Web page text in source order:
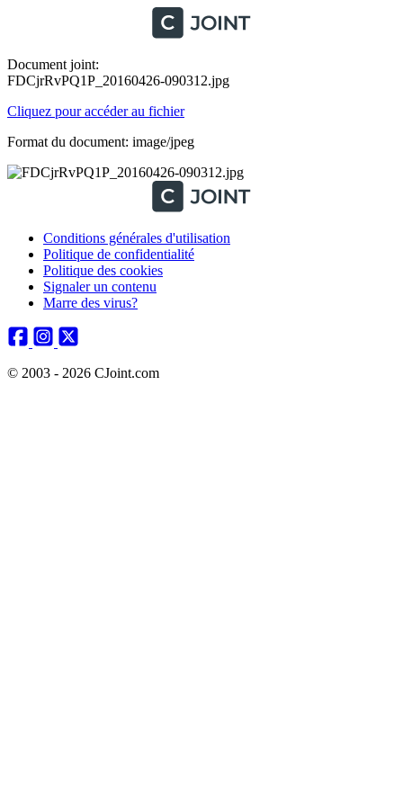
Document joint:
FDCjrRvPQ1P_20160426-090312.jpg
Cliquez pour accéder au fichier
Format du document: image/jpeg
Conditions générales d'utilisation
Politique de confidentialité
Politique des cookies
Signaler un contenu
Marre des virus?
© 2003 - 2026 CJoint.com